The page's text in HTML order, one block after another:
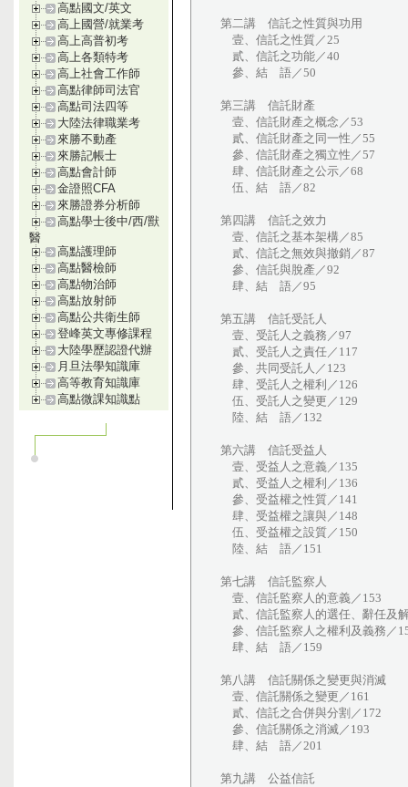
高點國文/英文
高上國營/就業考
高上高普初考
高上各類特考
高上社會工作師
高點律師司法官
高點司法四等
大陸法律職業考
來勝不動產
來勝記帳士
高點會計師
金證照CFA
來勝證券分析師
高點學士後中/西/獸
醫
高點護理師
高點醫檢師
高點物治師
高點放射師
高點公共衛生師
登峰英文專修課程
大陸學歷認證代辦
月旦法學知識庫
高等教育知識庫
高點微課知識點
第二講 信託之性質與功用
壹、信託之性質／25
貳、信託之功能／40
參、結 語／50
第三講 信託財產
壹、信託財產之概念／53
貳、信託財產之同一性／55
參、信託財產之獨立性／57
肆、信託財產之公示／68
伍、結 語／82
第四講 信託之效力
壹、信託之基本架構／85
貳、信託之無效與撤銷／87
參、信託與脫產／92
肆、結 語／95
第五講 信託受託人
壹、受託人之義務／97
貳、受託人之責任／117
參、共同受託人／123
肆、受託人之權利／126
伍、受託人之變更／129
陸、結 語／132
第六講 信託受益人
壹、受益人之意義／135
貳、受益人之權利／136
參、受益權之性質／141
肆、受益權之讓與／148
伍、受益權之設質／150
陸、結 語／151
第七講 信託監察人
壹、信託監察人的意義／153
貳、信託監察人的選任、辭任及
參、信託監察人之權利及義務／
肆、結 語／159
第八講 信託關係之變更與消滅
壹、信託關係之變更／161
貳、信託之合併與分割／172
參、信託關係之消滅／193
肆、結 語／201
第九講 公益信託